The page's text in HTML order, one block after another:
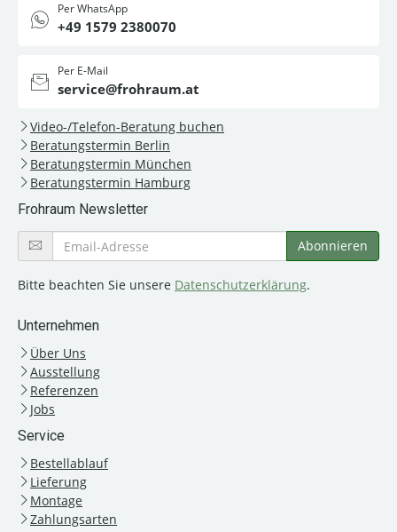
Per WhatsApp
+49 1579 2380070
Per E-Mail
service@frohraum.at
Video-/Telefon-Beratung buchen
Beratungstermin Berlin
Beratungstermin München
Beratungstermin Hamburg
Frohraum Newsletter
Bitte beachten Sie unsere Datenschutzerklärung.
Unternehmen
Über Uns
Ausstellung
Referenzen
Jobs
Service
Bestellablauf
Lieferung
Montage
Zahlungsarten